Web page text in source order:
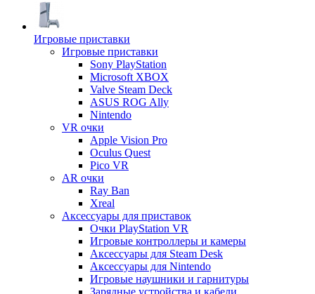
Игровые приставки
Игровые приставки
Sony PlayStation
Microsoft XBOX
Valve Steam Deck
ASUS ROG Ally
Nintendo
VR очки
Apple Vision Pro
Oculus Quest
Pico VR
AR очки
Ray Ban
Xreal
Аксессуары для приставок
Очки PlayStation VR
Игровые контроллеры и камеры
Аксессуары для Steam Desk
Аксессуары для Nintendo
Игровые наушники и гарнитуры
Зарядные устройства и кабели